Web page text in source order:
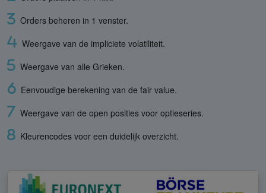
Orders beheren in 1 venster.
Weergave van de impliciete volatiliteit.
Weergave van alle Grieken.
Eenvoudige berekening van de fair value.
Weergave van de open posities voor optieseries.
Kleurencodes voor een duidelijk overzicht.